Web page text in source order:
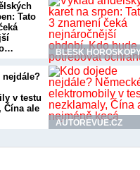
Tato
BLESK
nejdále?
v testu
Čína ale
AUTOREVUE.CZ